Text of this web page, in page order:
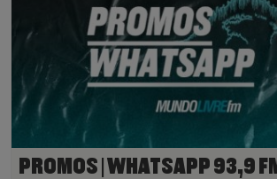
PROMOS | WHATSAPP 93,9